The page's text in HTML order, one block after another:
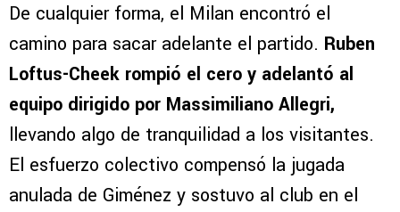
De cualquier forma, el Milan encontró el
camino para sacar adelante el partido. Ruben
Loftus-Cheek rompió el cero y adelantó al
equipo dirigido por Massimiliano Allegri,
llevando algo de tranquilidad a los visitantes.
El esfuerzo colectivo compensó la jugada
anulada de Giménez y sostuvo al club en el